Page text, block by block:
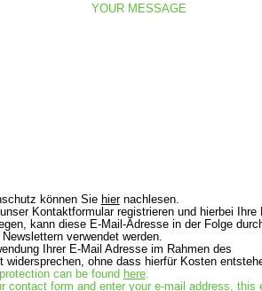
YOUR MESSAGE
können Sie hiernachlesen.
Kontaktformular registrieren und hierbei Ihre
kann diese E-Mail-Adresse in der Folge
verwendet werden.
Ihrer E-Mail Adresse im Rahmen des
widersprechen, ohne dass hierfür Kosten
can be found here.
contact form and enter your e-mail address, this